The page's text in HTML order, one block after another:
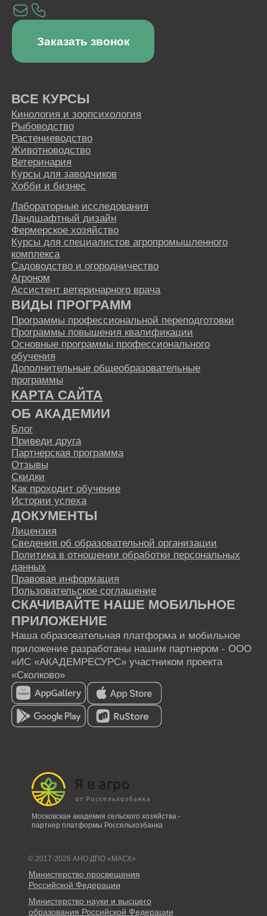
Московская академия сельского хозяйства -
партнер платформы Россельхозбанка
© 2017-2026 АНО ДПО «МАСХ»
Министерство просвещения
Российской Федерации
Министерство науки и высшего
образования Российской Федерации